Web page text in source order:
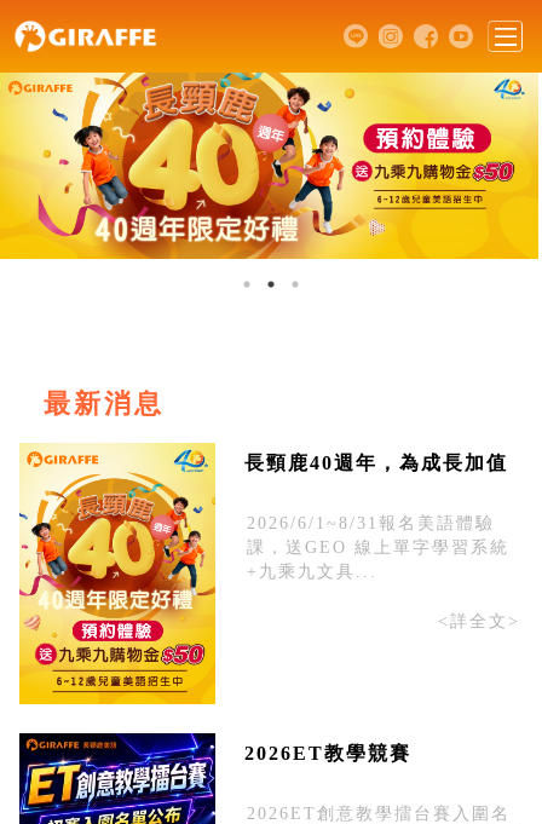
最新消息
長頸鹿40週年，為成長加值
2026/6/1~8/31報名美語體驗
課，送GEO 線上單字學習系統
+九乘九文具...
<詳全文>
2026ET教學競賽
2026ET創意教學擂台賽入圍名